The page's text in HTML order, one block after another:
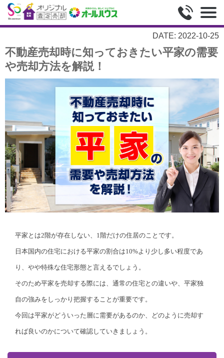
DATE: 2022-10-25
不動産売却時に知っておきたい平家の需要
や売却方法を解説！
平家とは2階が存在しない、1階だけの住居のことです。
日本国内の住宅における平家の割合は10%より少し多い程度であ
り、やや特殊な住宅形態と言えるでしょう。
そのため平家を売却する際には、通常の住宅との違いや、平家独
自の強みをしっかり把握することが重要です。
今回は平家がどういった層に需要があるのか、どのように売却す
れば良いのかについて確認していきましょう。